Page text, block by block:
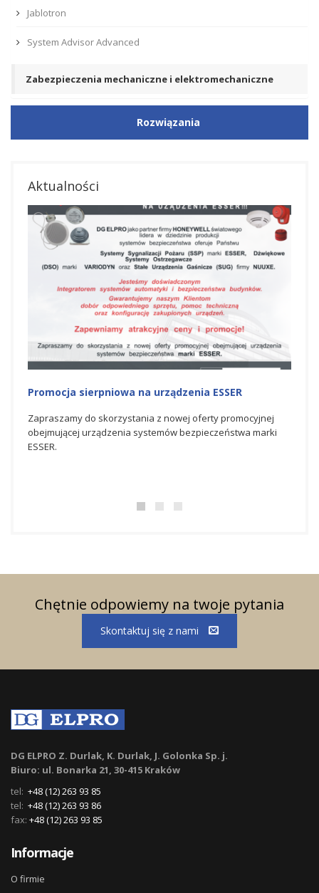
Jablotron
System Advisor Advanced
Zabezpieczenia mechaniczne i elektromechaniczne
Rozwiązania
Aktualności
Promocja na urządzenia ESSER
Zapraszamy do skorzystania z czerwcowej oferty
promocyjnej obejmującej urządzenia systemów
bezpieczeństwa marki ESSER.
Chętnie odpowiemy na twoje pytania
Skontaktuj się z nami
DG ELPRO Z. Durlak, K. Durlak, J. Golonka Sp. j.
Biuro: ul. Bonarka 21, 30-415 Kraków
tel: +48 (12) 263 93 85
tel: +48 (12) 263 93 86
fax: +48 (12) 263 93 85
Informacje
O firmie